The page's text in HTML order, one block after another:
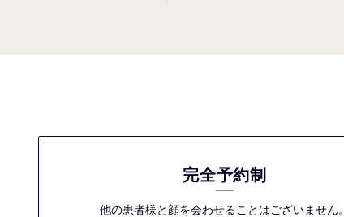
完全予約制
他の患者様と顔を会わせることはございません。